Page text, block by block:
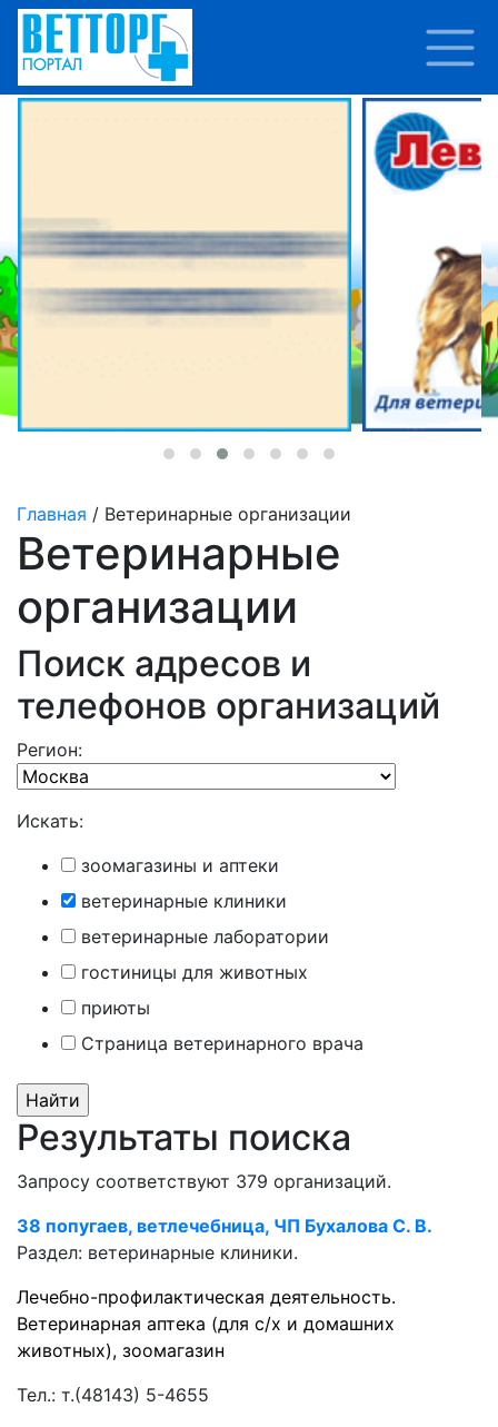
Главная / Ветеринарные организации
Ветеринарные
организации
Поиск адресов и
телефонов организаций
Регион:
Искать:
зоомагазины и аптеки
ветеринарные клиники
ветеринарные лаборатории
гостиницы для животных
приюты
Страница ветеринарного врача
Результаты поиска
Запросу соответствуют 379 организаций.
38 попугаев, ветлечебница, ЧП Бухалова С. В.
Раздел: ветеринарные клиники.
Лечебно-профилактическая деятельность.
Ветеринарная аптека (для с/х и домашних
животных), зоомагазин
Тел.: т.(48143) 5-4655